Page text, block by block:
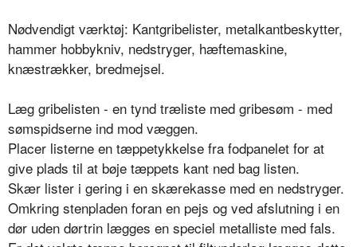
Nødvendigt værktøj: Kantgribelister, metalkantbeskytter,
hammer hobbykniv, nedstryger, hæftemaskine,
knæstrækker, bredmejsel.
Læg gribelisten - en tynd træliste med gribesøm - med
sømspidserne ind mod væggen.
Placer listerne en tæppetykkelse fra fodpanelet for at
give plads til at bøje tæppets kant ned bag listen.
Skær lister i gering i en skærekasse med en nedstryger.
Omkring stenpladen foran en pejs og ved afslutning i en
dør uden dørtrin lægges en speciel metalliste med fals.